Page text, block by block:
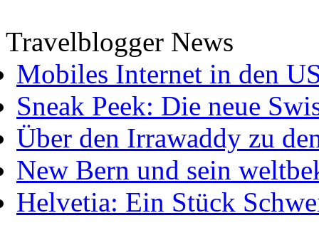
Travelblogger News
Mobiles Internet in den
Sneak Peek: Die neue
Über den Irrawaddy zu
New Bern und sein
Helvetia: Ein Stück